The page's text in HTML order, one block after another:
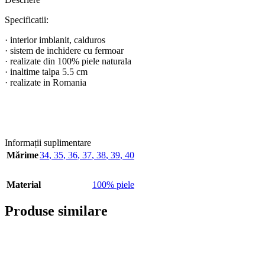
Specificatii:
· interior imblanit, calduros
· sistem de inchidere cu fermoar
· realizate din 100% piele naturala
· inaltime talpa 5.5 cm
· realizate in Romania
Informații suplimentare
Mărime34, 35, 36, 37, 38, 39, 40
Material 100% piele
Produse similare